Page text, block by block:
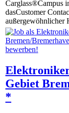
Carglass®Campus
dasCustomer
außergewöhnlicher
Gebiet
*